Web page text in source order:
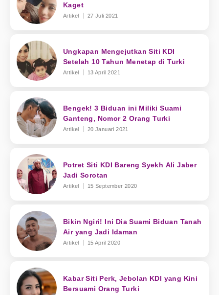
Kaget
Artikel 27 Juli 2021
Ungkapan Mengejutkan Siti KDI
Setelah 10 Tahun Menetap di Turki
Artikel 13 April 2021
Bengek! 3 Biduan ini Miliki Suami
Ganteng, Nomor 2 Orang Turki
Artikel 20 Januari 2021
Potret Siti KDI Bareng Syekh Ali Jaber
Jadi Sorotan
Artikel 15 September 2020
Bikin Ngiri! Ini Dia Suami Biduan Tanah
Air yang Jadi Idaman
Artikel 15 April 2020
Kabar Siti Perk, Jebolan KDI yang Kini
Bersuami Orang Turki